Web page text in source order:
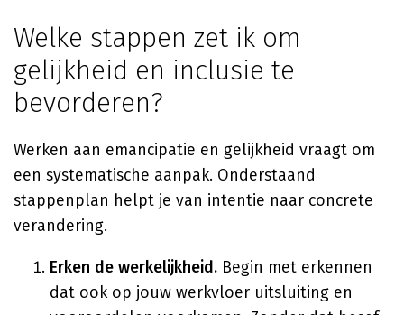
Welke stappen zet ik om
gelijkheid en inclusie te
bevorderen?
Werken aan emancipatie en gelijkheid vraagt om
een systematische aanpak. Onderstaand
stappenplan helpt je van intentie naar concrete
verandering.
Erken de werkelijkheid. Begin met erkennen
dat ook op jouw werkvloer uitsluiting en